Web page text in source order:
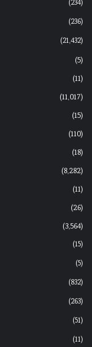
(234)
(236)
(21,432)
(5)
(11)
(11,017)
(15)
(110)
(18)
(8,282)
(11)
(26)
(3,564)
(15)
(5)
(832)
(263)
(51)
(11)